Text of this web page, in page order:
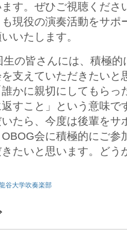
す。ぜひご視聴くださ
現役の演奏活動をサポ
いたします。
の皆さんには、積極
支えていただきたいと
かに親切にしてもらっ
すこと」という意味で
たら、今度は後輩をサ
会に積極的にご参
たいと思います。どう
谷大学吹奏楽部